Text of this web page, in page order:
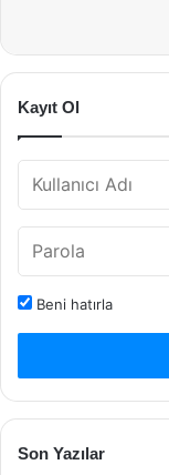
Kayıt Ol
Beni hatırla
Son Yazılar